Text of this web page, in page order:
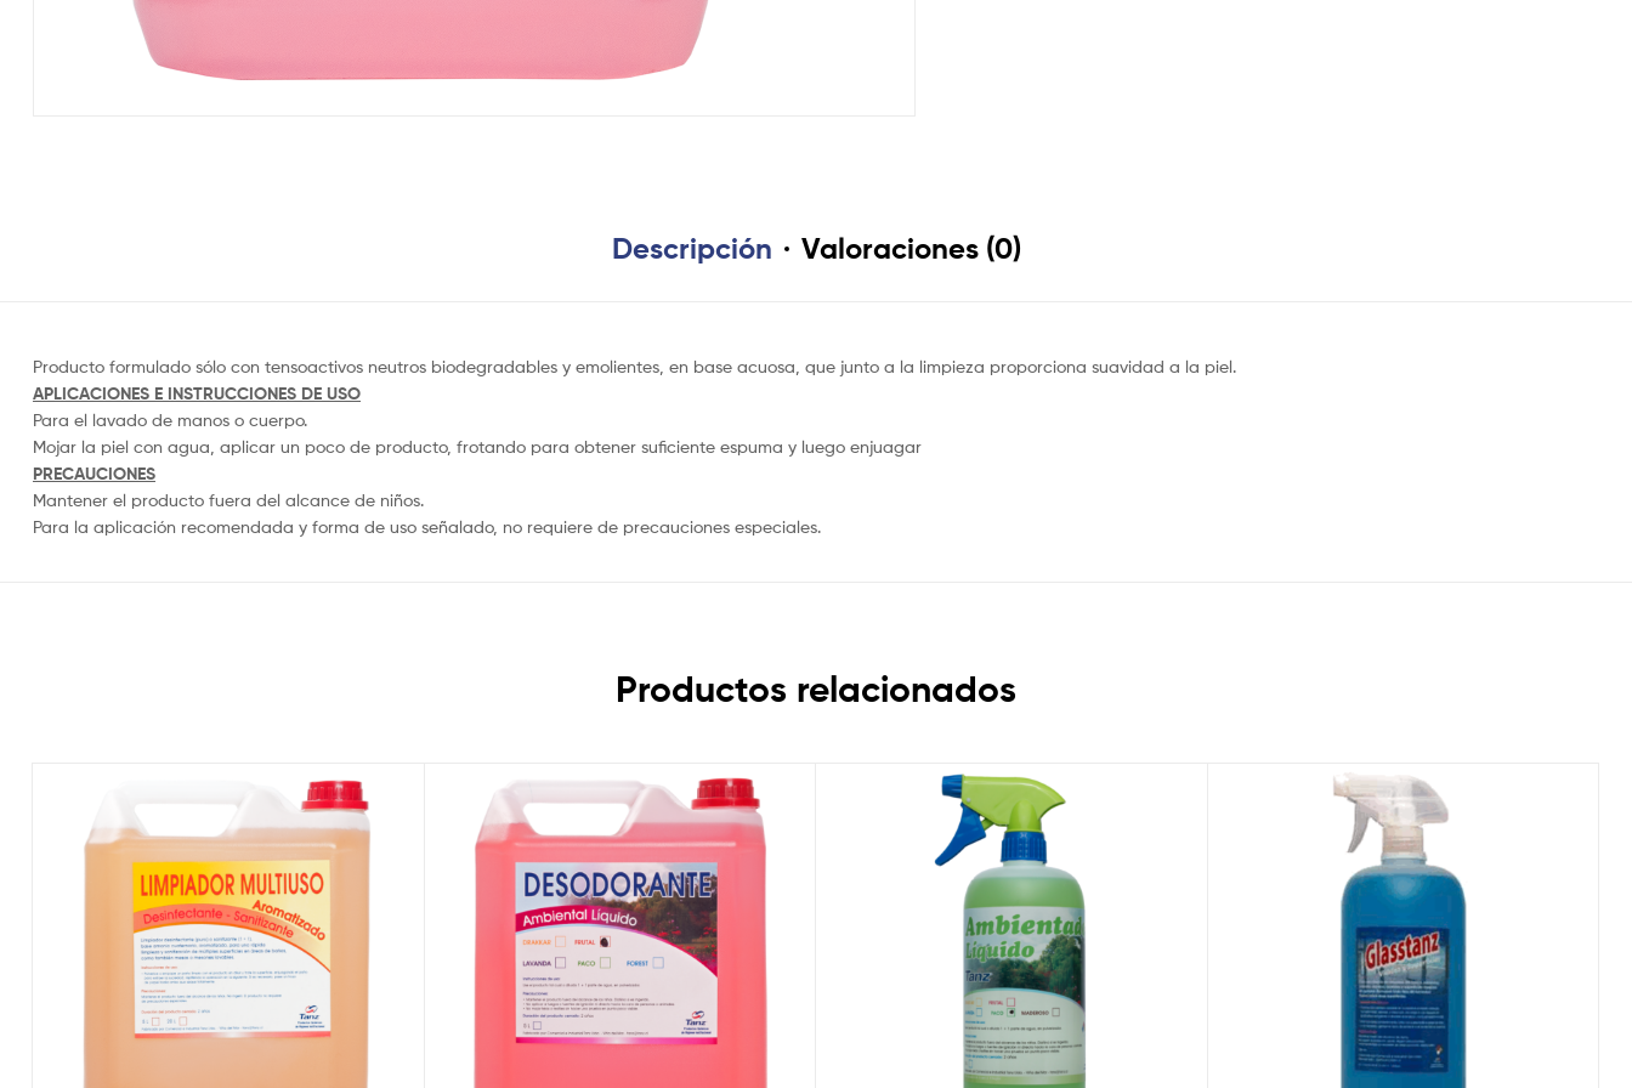
Descripción Valoraciones (0)
Producto formulado sólo con tensoactivos neutros biodegradables y emolientes, en base acuosa, que junto a la limpieza proporciona suavidad a la piel.
APLICACIONES E INSTRUCCIONES DE USO
Para el lavado de manos o cuerpo.
Mojar la piel con agua, aplicar un poco de producto, frotando para obtener suficiente espuma y luego enjuagar
PRECAUCIONES
Mantener el producto fuera del alcance de niños.
Para la aplicación recomendada y forma de uso señalado, no requiere de precauciones especiales.
Productos relacionados